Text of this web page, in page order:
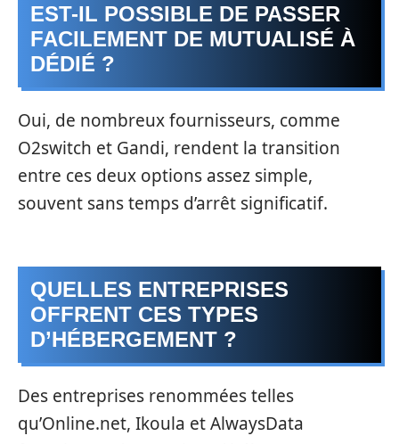
EST-IL POSSIBLE DE PASSER
FACILEMENT DE MUTUALISÉ À
DÉDIÉ ?
Oui, de nombreux fournisseurs, comme
O2switch et Gandi, rendent la transition
entre ces deux options assez simple,
souvent sans temps d’arrêt significatif.
QUELLES ENTREPRISES
OFFRENT CES TYPES
D’HÉBERGEMENT ?
Des entreprises renommées telles
qu’Online.net, Ikoula et AlwaysData